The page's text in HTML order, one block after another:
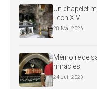
Un chapelet
Léon XIV
28 Mai 2026
Mémoire de
miracles
24 Juil 2026